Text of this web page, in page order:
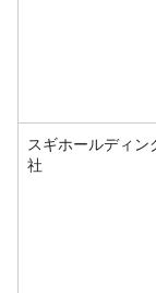
スギホールディン
社